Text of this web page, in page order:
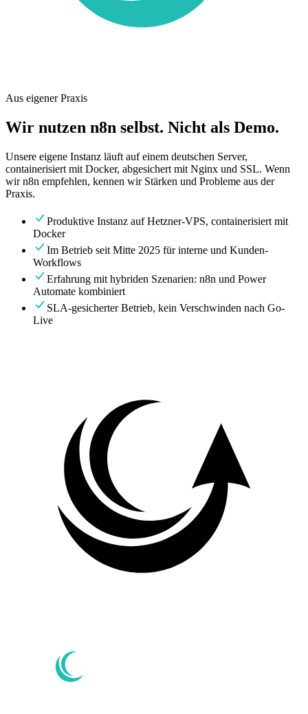
Aus eigener Praxis
Wir nutzen n8n selbst. Nicht als Demo.
Unsere eigene Instanz läuft auf einem deutschen Server,
containerisiert mit Docker, abgesichert mit Nginx und SSL. Wenn
wir n8n empfehlen, kennen wir Stärken und Probleme aus der
Praxis.
Produktive Instanz auf Hetzner-VPS, containerisiert mit
Docker
Im Betrieb seit Mitte 2025 für interne und Kunden-
Workflows
Erfahrung mit hybriden Szenarien: n8n und Power
Automate kombiniert
SLA-gesicherter Betrieb, kein Verschwinden nach Go-
Live